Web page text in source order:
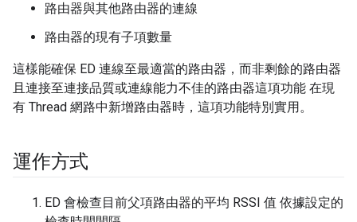
路由器與其他路由器的連線
路由器的現有子項數量
這樣能確保 ED 連線至最適當的路由器，而非剩餘的路由器
且連接至連接品質或連線能力不佳的路由器這項功能 在現
有 Thread 網路中新增路由器時，這項功能特別實用。
運作方式
ED 會檢查目前父項路由器的平均 RSSI 值 依據設定的